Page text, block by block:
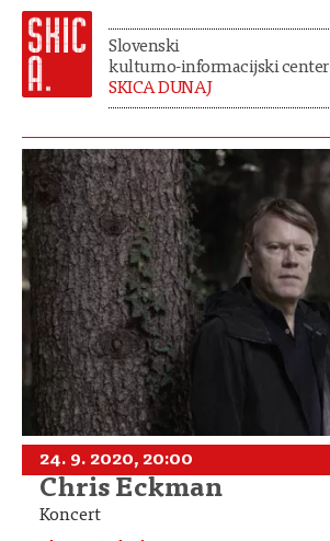
Slovenski
kulturno-informacijski center
SKICA DUNAJ
24. 9. 2020, 20:00
Chris Eckman
Koncert